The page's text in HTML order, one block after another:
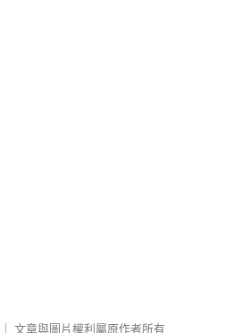
文章與圖片權利屬原作者所有